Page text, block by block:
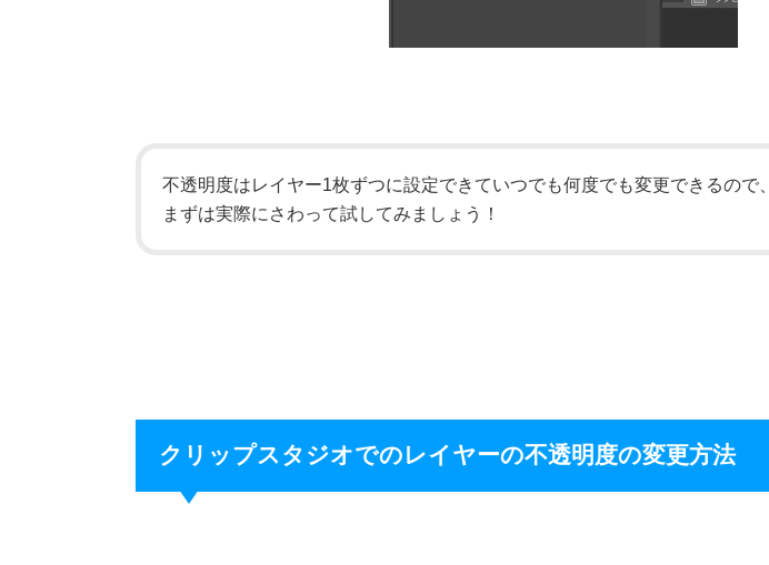
不透明度はレイヤー1枚ずつに設定できていつでも何度でも変更できるので、
まずは実際にさわって試してみましょう！
クリップスタジオでのレイヤーの不透明度の変更方法